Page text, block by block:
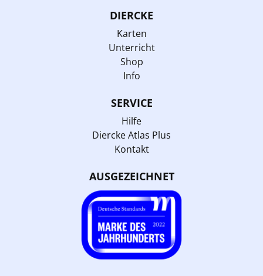
DIERCKE
Karten
Unterricht
Shop
Info
SERVICE
Hilfe
Diercke Atlas Plus
Kontakt
AUSGEZEICHNET